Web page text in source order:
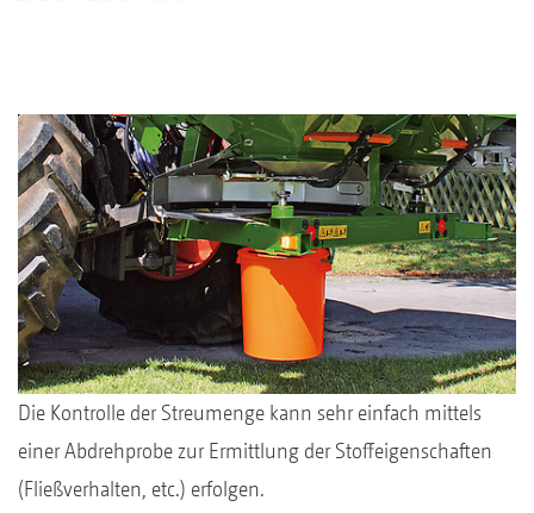
Die Kon­trolle der Streumenge kann sehr einfach mittels
einer Abdrehprobe zur Ermittlung der Stoffeigenschaften
(Fließverhalten, etc.) erfolgen.